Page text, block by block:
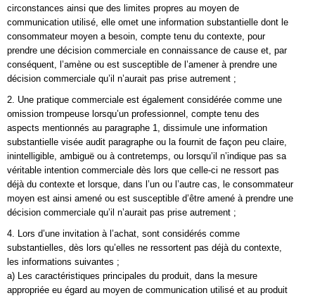
circonstances ainsi que des limites propres au moyen de
communication utilisé, elle omet une information substantielle dont le
consommateur moyen a besoin, compte tenu du contexte, pour
prendre une décision commerciale en connaissance de cause et, par
conséquent, l’amène ou est susceptible de l’amener à prendre une
décision commerciale qu’il n’aurait pas prise autrement ;
2. Une pratique commerciale est également considérée comme une
omission trompeuse lorsqu’un professionnel, compte tenu des
aspects mentionnés au paragraphe 1, dissimule une information
substantielle visée audit paragraphe ou la fournit de façon peu claire,
inintelligible, ambiguë ou à contretemps, ou lorsqu’il n’indique pas sa
véritable intention commerciale dès lors que celle-ci ne ressort pas
déjà du contexte et lorsque, dans l’un ou l’autre cas, le consommateur
moyen est ainsi amené ou est susceptible d’être amené à prendre une
décision commerciale qu’il n’aurait pas prise autrement ;
4. Lors d’une invitation à l’achat, sont considérés comme
substantielles, dès lors qu’elles ne ressortent pas déjà du contexte,
les informations suivantes ;
a) Les caractéristiques principales du produit, dans la mesure
appropriée eu égard au moyen de communication utilisé et au produit